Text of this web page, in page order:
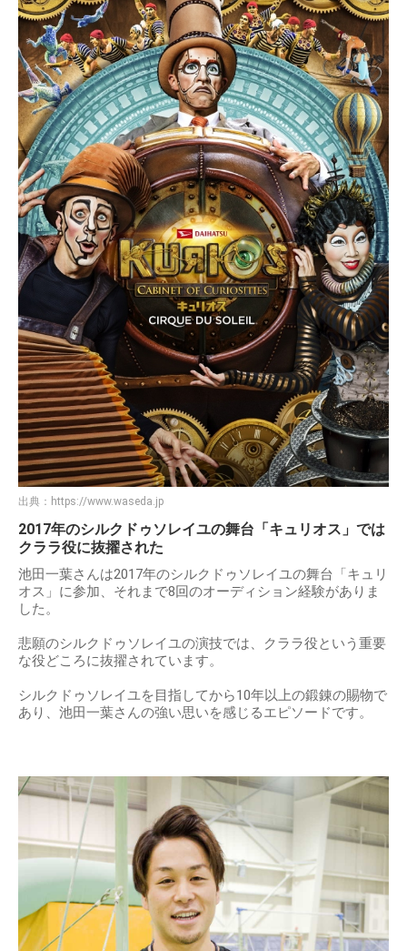
出典： https://www.waseda.jp
2017年のシルクドゥソレイユの舞台「キュリオス」では
クララ役に抜擢された
池田一葉さんは2017年のシルクドゥソレイユの舞台「キュリ
オス」に参加、それまで8回のオーディション経験がありま
した。
悲願のシルクドゥソレイユの演技では、クララ役という重要
な役どころに抜擢されています。
シルクドゥソレイユを目指してから10年以上の鍛錬の賜物で
あり、池田一葉さんの強い思いを感じるエピソードです。